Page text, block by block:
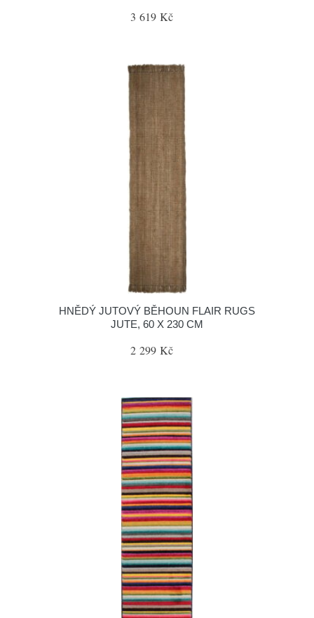
3 619 Kč
HNĚDÝ JUTOVÝ BĚHOUN FLAIR RUGS
JUTE, 60 X 230 CM
2 299 Kč